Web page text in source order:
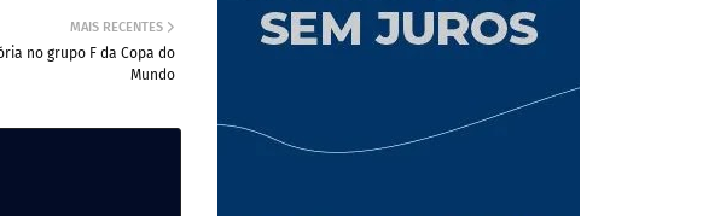
MAIS RECENTES
no grupo F da Copa do
Mundo